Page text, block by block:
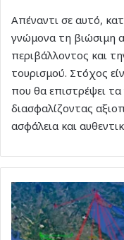
Απέναντι σε αυτό,
γνώμονα τη βιώσιμη
περιβάλλοντος και
τουρισμού. Στόχος
που θα επιστρέψει
διασφαλίζοντας
ασφάλεια και
Εξάρθρωση
κυκλώματος
λαθρεμπορίου
υγραερίου